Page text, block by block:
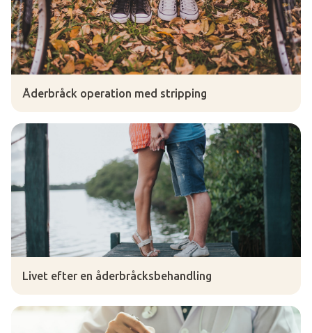
Åderbråck operation med stripping
Livet efter en åderbråcksbehandling